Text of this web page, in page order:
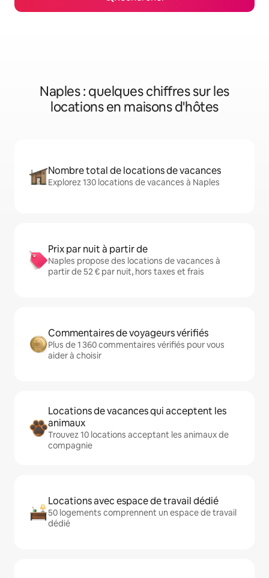
Naples : quelques chiffres sur les
locations en maisons d'hôtes
Nombre total de locations de vacances
Explorez 130 locations de vacances à Naples
Prix par nuit à partir de
Naples propose des locations de vacances à
partir de 52 € par nuit, hors taxes et frais
Commentaires de voyageurs vérifiés
Plus de 1 360 commentaires vérifiés pour vous
aider à choisir
Locations de vacances qui acceptent les
animaux
Trouvez 10 locations acceptant les animaux de
compagnie
Locations avec espace de travail dédié
50 logements comprennent un espace de travail
dédié